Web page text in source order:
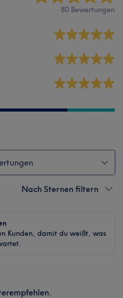
80 Bewertungen
Nach Sternen filtern
Kunden, damit du weißt, was